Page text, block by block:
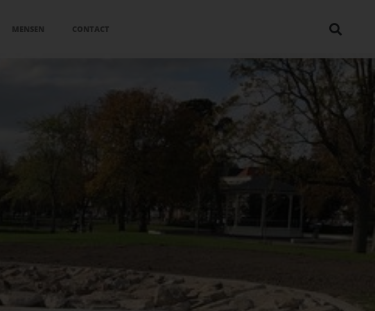
MENSEN CONTACT